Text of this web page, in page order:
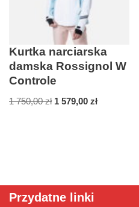
Kurtka narciarska
damska Rossignol W
Controle
1 750,00zł 1 579,00 zł
Przydatne linki